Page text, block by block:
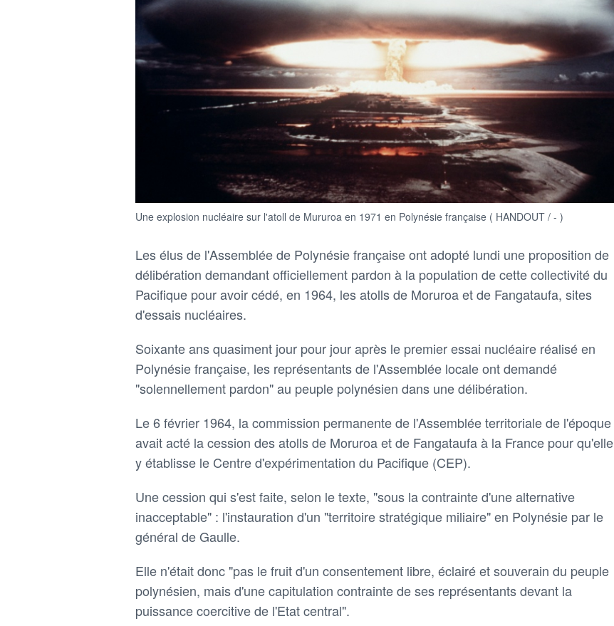
Une explosion nucléaire sur l'atoll de Mururoa en 1971 en Polynésie française ( HANDOUT / - )
Les élus de l'Assemblée de Polynésie française ont adopté lundi une proposition de
délibération demandant officiellement pardon à la population de cette collectivité du
Pacifique pour avoir cédé, en 1964, les atolls de Moruroa et de Fangataufa, sites
d'essais nucléaires.
Soixante ans quasiment jour pour jour après le premier essai nucléaire réalisé en
Polynésie française, les représentants de l'Assemblée locale ont demandé
"solennellement pardon" au peuple polynésien dans une délibération.
Le 6 février 1964, la commission permanente de l'Assemblée territoriale de l'époque
avait acté la cession des atolls de Moruroa et de Fangataufa à la France pour qu'elle
y établisse le Centre d'expérimentation du Pacifique (CEP).
Une cession qui s'est faite, selon le texte, "sous la contrainte d'une alternative
inacceptable" : l'instauration d'un "territoire stratégique miliaire" en Polynésie par le
général de Gaulle.
Elle n'était donc "pas le fruit d'un consentement libre, éclairé et souverain du peuple
polynésien, mais d'une capitulation contrainte de ses représentants devant la
puissance coercitive de l'Etat central".